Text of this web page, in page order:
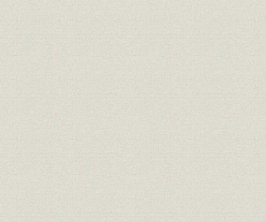
第5節 組織・人事と業績
資料・年表
索引
本文収録図・表一覧
主要参考文献
あとがき
【題字】 取締役会長 鈴木三郎助